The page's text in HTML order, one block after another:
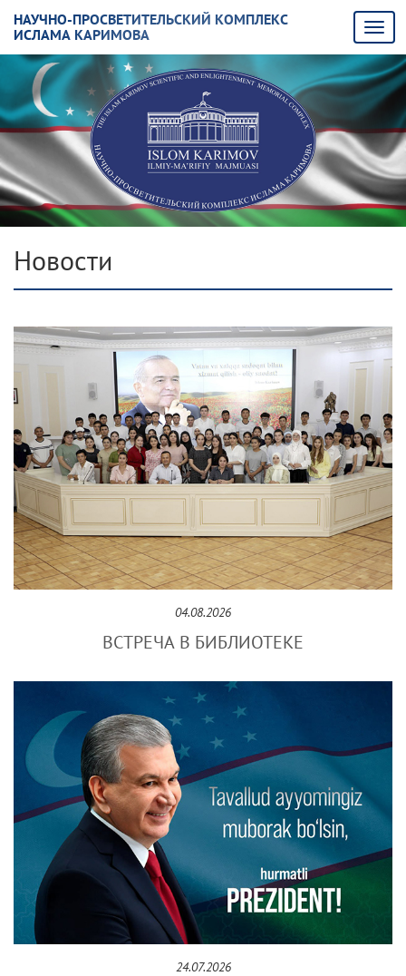
НАУЧНО-ПРОСВЕТИТЕЛЬСКИЙ КОМПЛЕКС
ИСЛАМА КАРИМОВА
Новости
04.08.2026
ВСТРЕЧА В БИБЛИОТЕКЕ
24.07.2026